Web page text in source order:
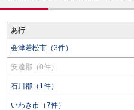
あ行
会津若松市（3件）
安達郡（0件）
石川郡（1件）
いわき市（7件）